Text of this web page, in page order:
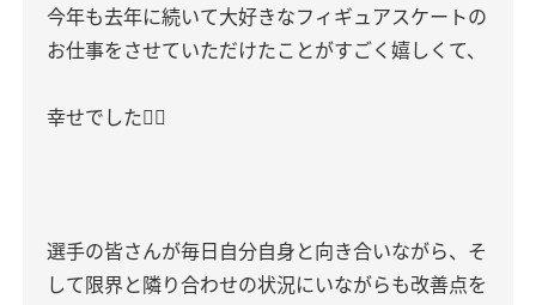
今年も去年に続いて大好きなフィギュアスケートの
お仕事をさせていただけたことがすごく嬉しくて、
幸せでした🙇‍♀️
選手の皆さんが毎日自分自身と向き合いながら、そ
して限界と隣り合わせの状況にいながらも改善点を